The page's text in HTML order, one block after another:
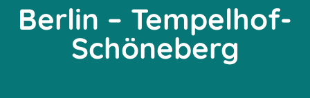
Berlin – Tempelhof-
Schöneberg